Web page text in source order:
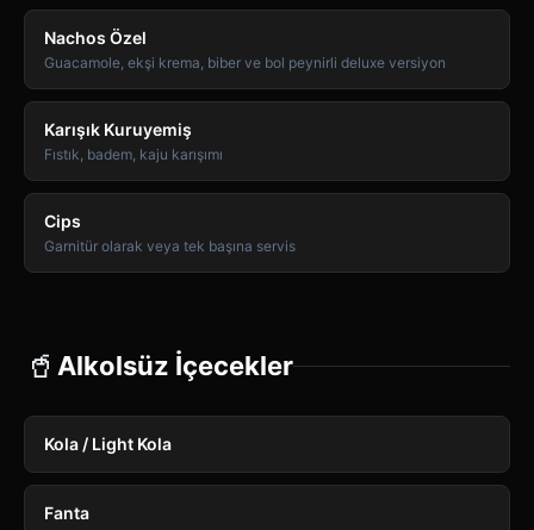
Nachos Özel
Guacamole, ekşi krema, biber ve bol peynirli deluxe versiyon
Karışık Kuruyemiş
Fıstık, badem, kaju karışımı
Cips
Garnitür olarak veya tek başına servis
🥤 Alkolsüz İçecekler
Kola / Light Kola
Fanta